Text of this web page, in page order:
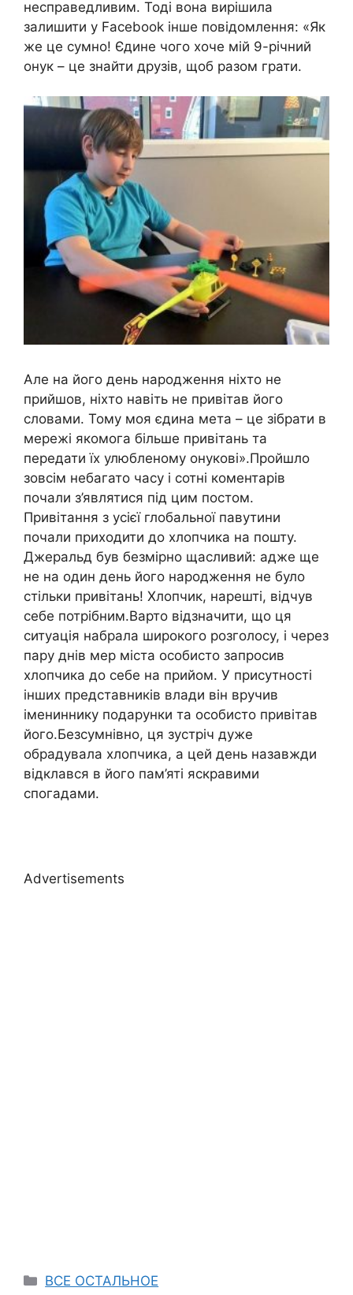
несправедливим. Тоді вона вирішила
залишити у Facebook інше повідомлення: «Як
же це сумно! Єдине чого хоче мій 9-річний
онук – це знайти друзів, щоб разом грати.
Але на його день народження ніхто не
прийшов, ніхто навіть не привітав його
словами. Тому моя єдина мета – це зібрати в
мережі якомога більше привітань та
передати їх улюбленому онукові».Пройшло
зовсім небагато часу і сотні коментарів
почали з’являтися під цим постом.
Привітання з усієї глобальної павутини
почали приходити до хлопчика на пошту.
Джеральд був безмірно щасливий: адже ще
не на один день його народження не було
стільки привітань! Хлопчик, нарешті, відчув
себе потрібним.Варто відзначити, що ця
ситуація набрала широкого розголосу, і через
пару днів мер міста особисто запросив
хлопчика до себе на прийом. У присутності
інших представників влади він вручив
імениннику подарунки та особисто привітав
його.Безсумнівно, ця зустріч дуже
обрадувала хлопчика, а цей день назавжди
відклався в його пам’яті яскравими
спогадами.
Advertisements
Categories
ВСЕ ОСТАЛЬНОЕ